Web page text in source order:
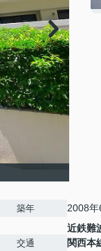
築年 2008
交通
近鉄難
関西本